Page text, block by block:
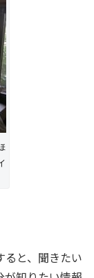
ると、聞きたい